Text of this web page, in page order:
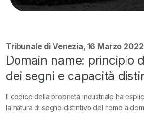
Tribunale di Venezia, 16 Marzo 2022
Domain name: principio
dei segni e capacità
Il codice della proprietà industriale ha
la natura di segno distintivo del nome a